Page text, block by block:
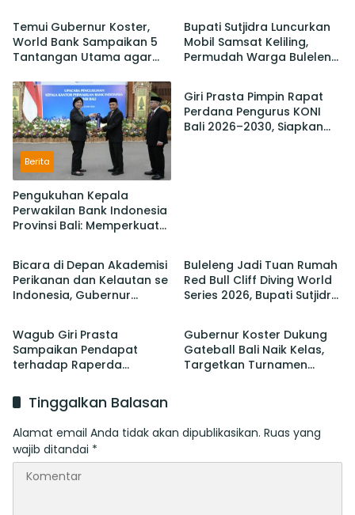
Krama
Temui Gubernur Koster,
World Bank Sampaikan 5
Tantangan Utama agar
Tetap jadi Primadona
Bupati Sutjidra Luncurkan
Mobil Samsat Keliling,
Permudah Warga Buleleng
Berita
Pengukuhan Kepala
Perwakilan Bank Indonesia
Provinsi Bali: Memperkuat
Pertumbuhan Ekonomi Bali
Berita
Giri Prasta Pimpin Rapat
Perdana Pengurus KONI
Bali 2026–2030, Siapkan
Berita
Bicara di Depan Akademisi
Perikanan dan Kelautan se
Indonesia, Gubernur
Buleleng Jadi Tuan Rumah
Red Bull Cliff Diving World
Series 2026, Bupati Sutjidra:
Berita
Wagub Giri Prasta
Sampaikan Pendapat
terhadap Raperda
Perda Pajak dan Retribusi
Daerah
Berita
Gubernur Koster Dukung
Gateball Bali Naik Kelas,
Targetkan Turnamen
Tinggalkan Balasan
Alamat email Anda tidak akan dipublikasikan. Ruas yang
wajib ditandai *